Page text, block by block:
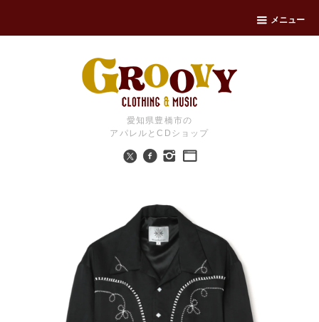
メニュー
愛知県豊橋市の
アパレルとCDショップ